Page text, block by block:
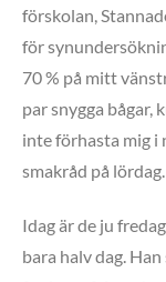
förskolan,
för
70 % på mitt
par snygga bågar,
inte förhasta mig i
smakråd på lördag.
Idag är de ju
bara halv dag.